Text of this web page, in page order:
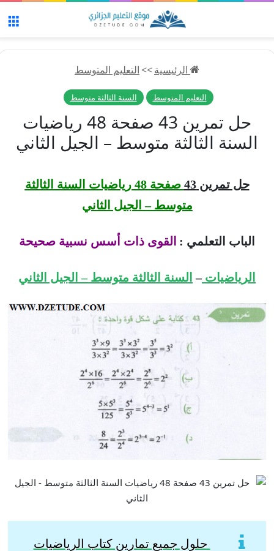
الرئيسية>>التعليم المتوسط
التعليم المتوسط السنة الثالثة متوسط
حل تمرين 43 صفحة 48 رياضيات
السنة الثالثة متوسط – الجيل الثاني
حل تمرين 43
صفحة 48 رياضيات السنة الثالثة
متوسط – الجيل الثاني
الباب التعلمي : القوى ذات أسس نسبية صحيحة
الرياضيات– السنة الثالثة متوسط – الجيل الثاني
حلول جميع تمارين كتاب الرياضيات